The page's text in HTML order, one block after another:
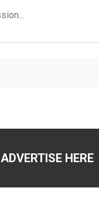
ADVERTISE HERE